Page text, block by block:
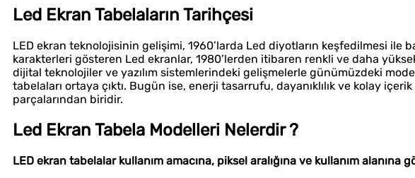
Led Ekran Tabelaların Tarihçesi
LED ekran teknolojisinin gelişimi, 1960’larda Led diyotların keşfedilmesi ile
karakterleri gösteren Led ekranlar, 1980’lerden itibaren renkli ve daha
dijital teknolojiler ve yazılım sistemlerindeki gelişmelerle günümüzdeki
tabelaları ortaya çıktı. Bugün ise, enerji tasarrufu, dayanıklılık ve kolay
parçalarından biridir.
Led Ekran Tabela Modelleri Nelerdir ?
LED ekran tabelalar kullanım amacına, piksel aralığına ve kullanım alanına